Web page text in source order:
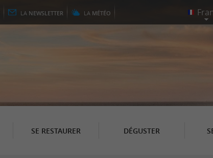
LA NEWSLETTER LA MÉTÉO
SE RESTAURER DÉGUSTER